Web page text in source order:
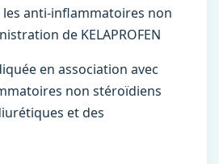
anti-inflammatoires non
de KELAPROFEN
en association avec
non stéroïdiens
et des